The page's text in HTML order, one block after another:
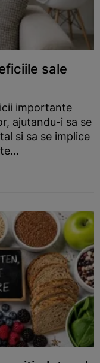
sale
importante
ajutandu-i sa se
si sa se implice